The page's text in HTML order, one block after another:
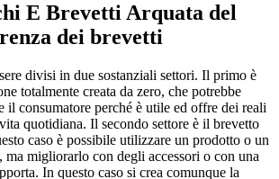
E Brevetti Arquata del
dei brevetti
divisi in due sostanziali settori. Il primo è
totalmente creata da zero, che potrebbe
il consumatore perché è utile ed offre dei reali
quotidiana. Il secondo settore è il brevetto
caso è possibile utilizzare un prodotto o un
ma migliorarlo con degli accessori o con una
In questo caso si crea comunque la